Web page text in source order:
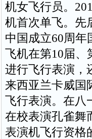
机女飞行员。
机首次单飞。先
中国成立60周年
飞机在第10届、
进行飞行表演，
来西亚兰卡威国
飞行表演。在八
在校表演孔雀舞
表演机飞行资格